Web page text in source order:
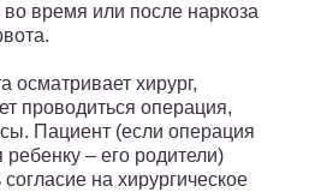
время или после наркоза
осматривает хирург,
проводиться операция,
Пациент (если операция
ребенку – его родители)
на хирургическое